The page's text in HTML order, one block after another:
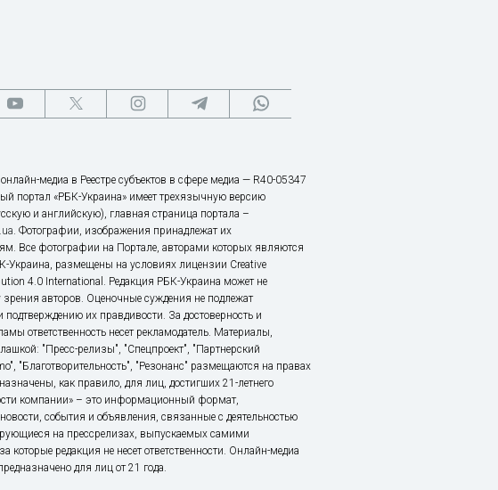
медиа в Реестре субъектов в сфере медиа — R40-05347
портал «РБК-Украина» имеет трехязычную версию
и английскую), главная страница портала –
. Фотографии, изображения принадлежат их
Все фотографии на Портале, авторами которых являются
Украина, размещены на условиях лицензии Creative
4.0 International. Редакция РБК-Украина может не
зрения авторов. Оценочные суждения не подлежат
их правдивости. За достоверность и
ответственность несет рекламодатель. Материалы,
"Пресс-релизы", "Спецпроект", "Партнерский
"Благотворительность", "Резонанс" размещаются на правах
как правило, для лиц, достигших 21-летнего
компании» – это информационный формат,
события и объявления, связанные с деятельностью
на прессрелизах, выпускаемых самими
которые редакция не несет ответственности. Онлайн-медиа
для лиц от 21 года.